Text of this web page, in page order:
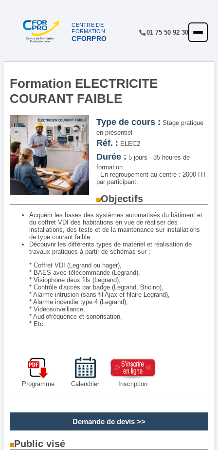
CENTRE DE
FORMATION
CFORPRO
01 75 50 92 30
ACCUEIL
RÉFÉRENCES
SATISFACTION
INSCRIPTION
Formation ELECTRICITE
COURANT FAIBLE
Type de cours : Stage pratique
en présentiel
Réf. : ELEC2
Durée : 5 jours - 35 heures de
formation
- En regroupement au centre : 2000 HT
par participant.
Objectifs
Acquérir les bases des systèmes automatisés du bâtiment et
du coffret VDI des habitations en vue de réaliser des
installations, des tests et de la maintenance sur installations
de type courant faible.
Découvrir les différents types de matériel et réalisation de
travaux pratiques à partir de schémas sur :
* Coffret VDI (Legrand ou hager),
* BAES avec télécommande (Legrand),
* Visiophone deux fils (Legrand),
* Contrôle d'accès par badge (Legrand, Bticino),
* Alarme intrusion (sans fil Ajax et filaire Legrand),
* Alarme incendie type 4 (Legrand),
* Vidéosurveillance,
* Audiofréquence et sonorisation,
* Etc.
Programme Calendrier Inscription
Demande de devis >>
Public visé